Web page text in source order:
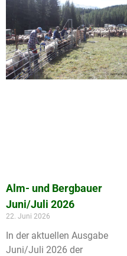
Alm- und Bergbauer
Juni/Juli 2026
22. Juni 2026
In der aktuellen Ausgabe
Juni/Juli 2026 der